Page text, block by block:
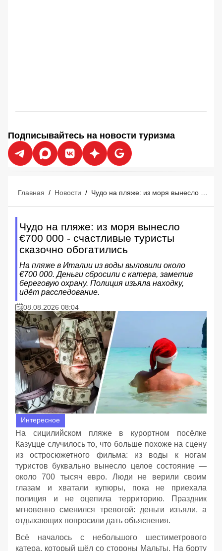
Подписывайтесь на новости туризма
Главная / Новости /
Чудо на пляже: из моря вынесло
€700 000 - счастливые туристы
сказочно обогатились
На пляже в Италии из воды выловили около
€700 000. Деньги сбросили с катера, заметив
береговую охрану. Полиция изъяла находку,
идёт расследование.
08.08.2026 08:04
Интересное
На сицилийском пляже в курортном посёлке
Казуцце случилось то, что больше похоже на сцену
из остросюжетного фильма: из воды к ногам
туристов буквально вынесло целое состояние —
около 700 тысяч евро. Люди не верили своим
глазам и хватали купюры, пока не приехала
полиция и не оцепила территорию. Праздник
мгновенно сменился тревогой: деньги изъяли, а
отдыхающих попросили дать объяснения.
Всё началось с небольшого шестиметрового
катера, который шёл со стороны Мальты. На борту